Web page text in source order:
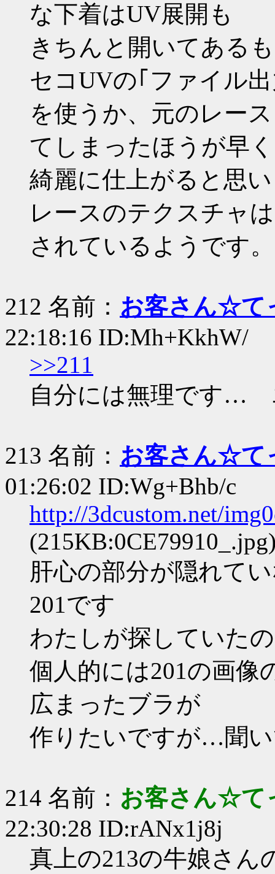
な下着はUV展開も
きちんと開いてある
セコUVの｢ファイル
を使うか、元のレー
てしまったほうが早
綺麗に仕上がると思
レースのテクスチャ
されているようです。
212 名前： お客さん☆て
22:18:16 ID:Mh+KkhW/
>>211
自分には無理です…
213 名前： お客さん☆て
01:26:02 ID:Wg+Bhb/c
http://3dcustom.net/
肝心の部分が隠れて
201です
わたしが探していた
個人的には201の画像
広まったブラが
作りたいですが…聞
214 名前： お客さん☆て
22:30:28 ID:rANx1j8j
真上の213の牛娘さん